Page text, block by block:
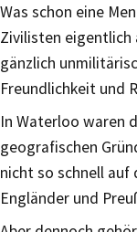
Was schon eine
Zivilisten eigentlich
gänzlich
Freundlichkeit und
In Waterloo waren
geografischen
nicht so schnell auf
Engländer und